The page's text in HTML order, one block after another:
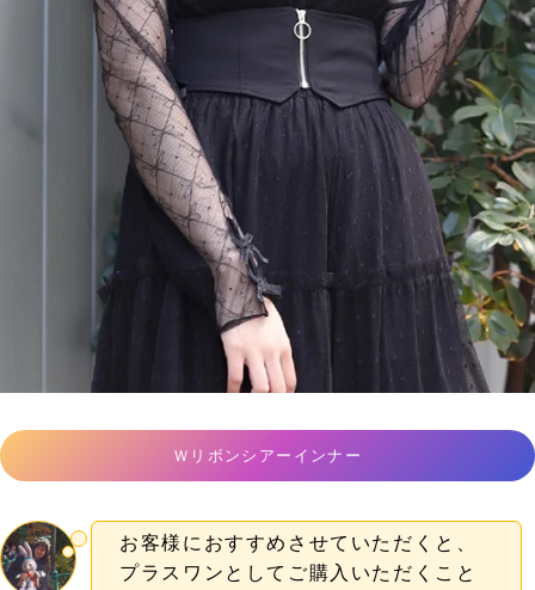
Ｗリボンシアーインナー
お客様におすすめさせていただくと、
プラスワンとしてご購入いただくこと